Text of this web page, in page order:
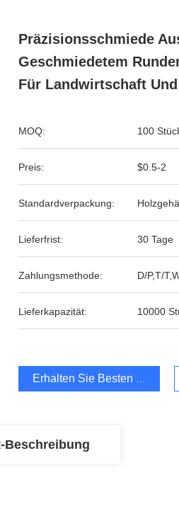
Präzisionsschmiede
Geschmiedetem
Für Landwirtschaft
MOQ: 100
Preis: $0.5-2
Standardverpackung:
Lieferfrist: 30 Tage
Zahlungsmethode: D/P,T/
Lieferkapazität: 10000
Erhalten Sie Besten Preis
Beschreibung